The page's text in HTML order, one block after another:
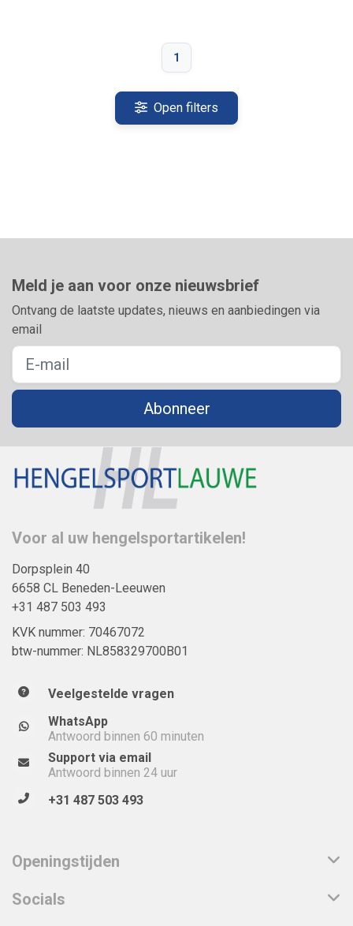
1
Open filters
Meld je aan voor onze nieuwsbrief
Ontvang de laatste updates, nieuws en aanbiedingen via
email
Abonneer
Voor al uw hengelsportartikelen!
Dorpsplein 40
6658 CL Beneden-Leeuwen
+31 487 503 493
KVK nummer: 70467072
btw-nummer: NL858329700B01
Veelgestelde vragen
WhatsApp
Antwoord binnen 60 minuten
Support via email
Antwoord binnen 24 uur
+31 487 503 493
Openingstijden
Socials